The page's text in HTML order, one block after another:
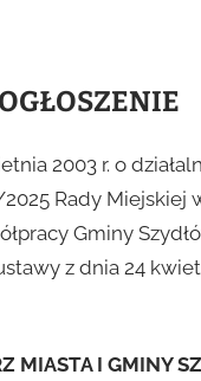
OGŁOSZENIE
2003 r. o
Rady Miejskiej
Gminy
z dnia 24
MIASTA I GMINY